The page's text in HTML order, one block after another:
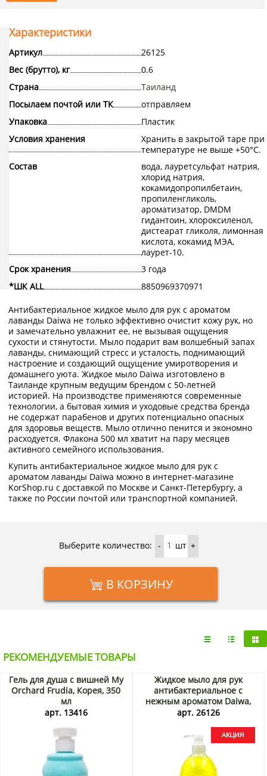
Характеристики
Артикул
26125
Вес (брутто), кг
0.6
Страна
Таиланд
Посылаем почтой или ТК
отправляем
Упаковка
Пластик
Условия хранения
Хранить в закрытой таре при
температуре не выше +50°С.
Состав
вода, лауретсульфат натрия,
хлорид натрия,
кокамидопропилбетаин,
пропиленгликоль,
ароматизатор, DMDM
гидантоин, хлороксиленол,
дистеарат гликоля, лимонная
кислота, кокамид МЭА,
лаурет-10.
Срок хранения
3 года
*ШК ALL
8850969370971
Антибактериальное жидкое мыло для рук с ароматом
лаванды Daiwa не только эффективно очистит кожу рук, но
и замечательно увлажнит ее, не вызывая ощущения
сухости и стянутости. Мыло подарит вам волшебный запах
лаванды, снимающий стресс и усталость, поднимающий
настроение и создающий ощущение умиротворения и
домашнего уюта. Жидкое мыло Daiwa изготовлено в
Таиланде крупным ведущим брендом с 50-летней
историей. На производстве применяются современные
технологии, а бытовая химия и уходовые средства бренда
не содержат парабенов и других потенциально опасных
для здоровья веществ. Мыло отлично пенится и экономно
расходуется. Флакона 500 мл хватит на пару месяцев
активного семейного использования.
Купить антибактериальное жидкое мыло для рук с
ароматом лаванды Daiwa можно в интернет-магазине
KorShop.ru с доставкой по Москве и Санкт-Петербургу, а
также по России почтой или транспортной компанией.
Выберите количество: - шт +
В КОРЗИНУ
РЕКОМЕНДУЕМЫЕ ТОВАРЫ
Гель для душа с вишней My
Orchard Frudia, Корея, 350
мл
арт. 13416
Жидкое мыло для рук
антибактериальное с
нежным ароматом Daiwa,
Таиланд, 500 мл Акция
арт. 26126